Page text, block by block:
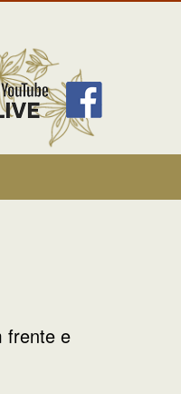
frente e